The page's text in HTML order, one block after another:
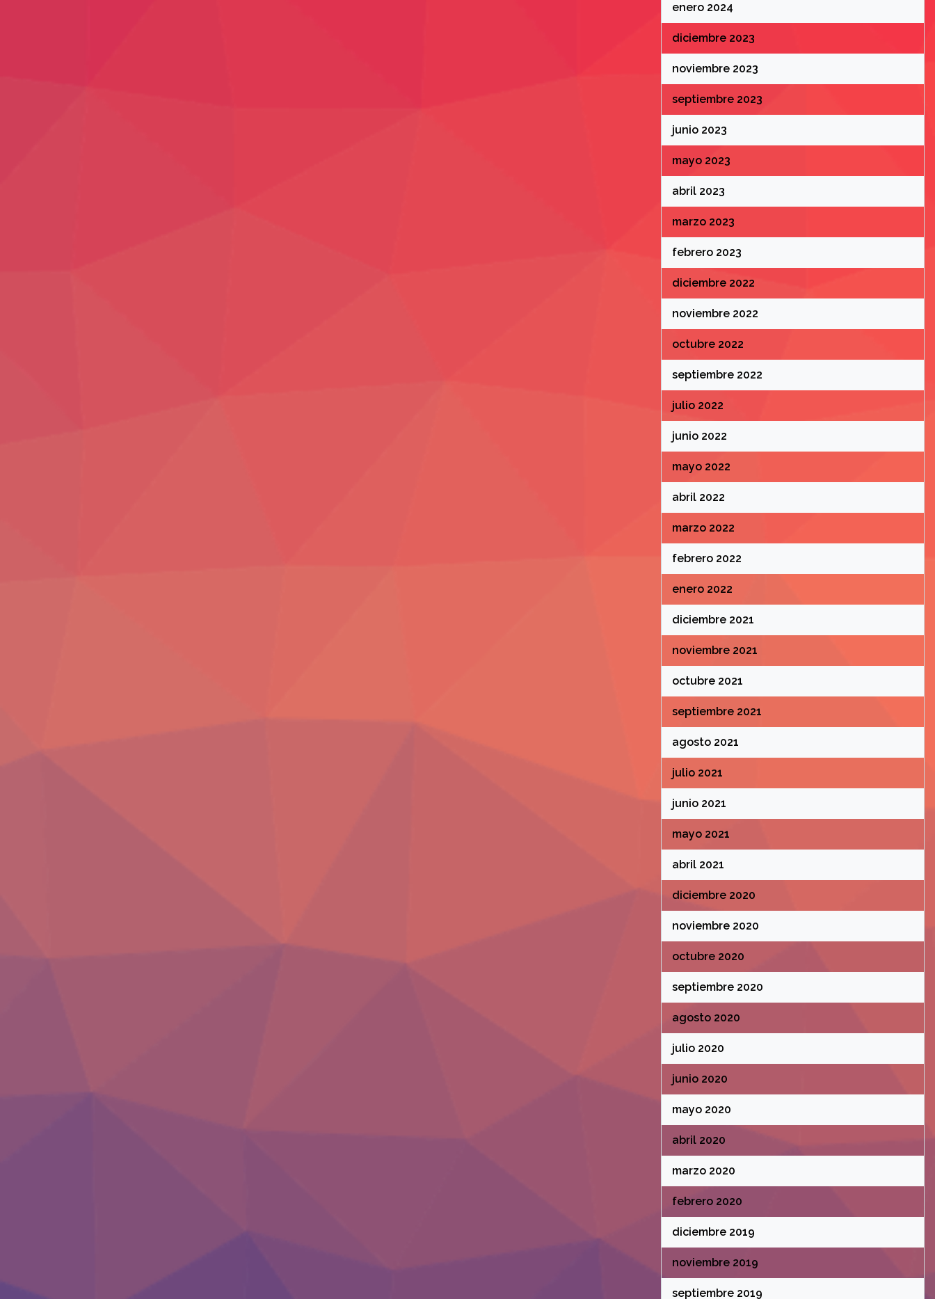
enero 2024
diciembre 2023
noviembre 2023
septiembre 2023
junio 2023
mayo 2023
abril 2023
marzo 2023
febrero 2023
diciembre 2022
noviembre 2022
octubre 2022
septiembre 2022
julio 2022
junio 2022
mayo 2022
abril 2022
marzo 2022
febrero 2022
enero 2022
diciembre 2021
noviembre 2021
octubre 2021
septiembre 2021
agosto 2021
julio 2021
junio 2021
mayo 2021
abril 2021
diciembre 2020
noviembre 2020
octubre 2020
septiembre 2020
agosto 2020
julio 2020
junio 2020
mayo 2020
abril 2020
marzo 2020
febrero 2020
diciembre 2019
noviembre 2019
septiembre 2019